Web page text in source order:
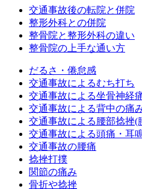
交通事故後の転院と併院
整形外科との併院
整骨院と整形外科の違い
整骨院の上手な通い方
だるさ・倦怠感
交通事故によるむち打ち
交通事故による坐骨神経
交通事故による背中の痛
交通事故による腰部捻挫(
交通事故による頭痛・耳
交通事故の腰痛
捻挫打撲
関節の痛み
骨折や捻挫